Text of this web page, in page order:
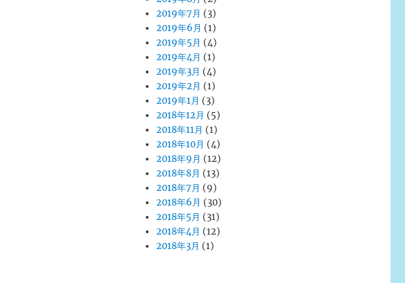
2019年7月 (3)
2019年6月 (1)
2019年5月 (4)
2019年4月 (1)
2019年3月 (4)
2019年2月 (1)
2019年1月 (3)
2018年12月 (5)
2018年11月 (1)
2018年10月 (4)
2018年9月 (12)
2018年8月 (13)
2018年7月 (9)
2018年6月 (30)
2018年5月 (31)
2018年4月 (12)
2018年3月 (1)